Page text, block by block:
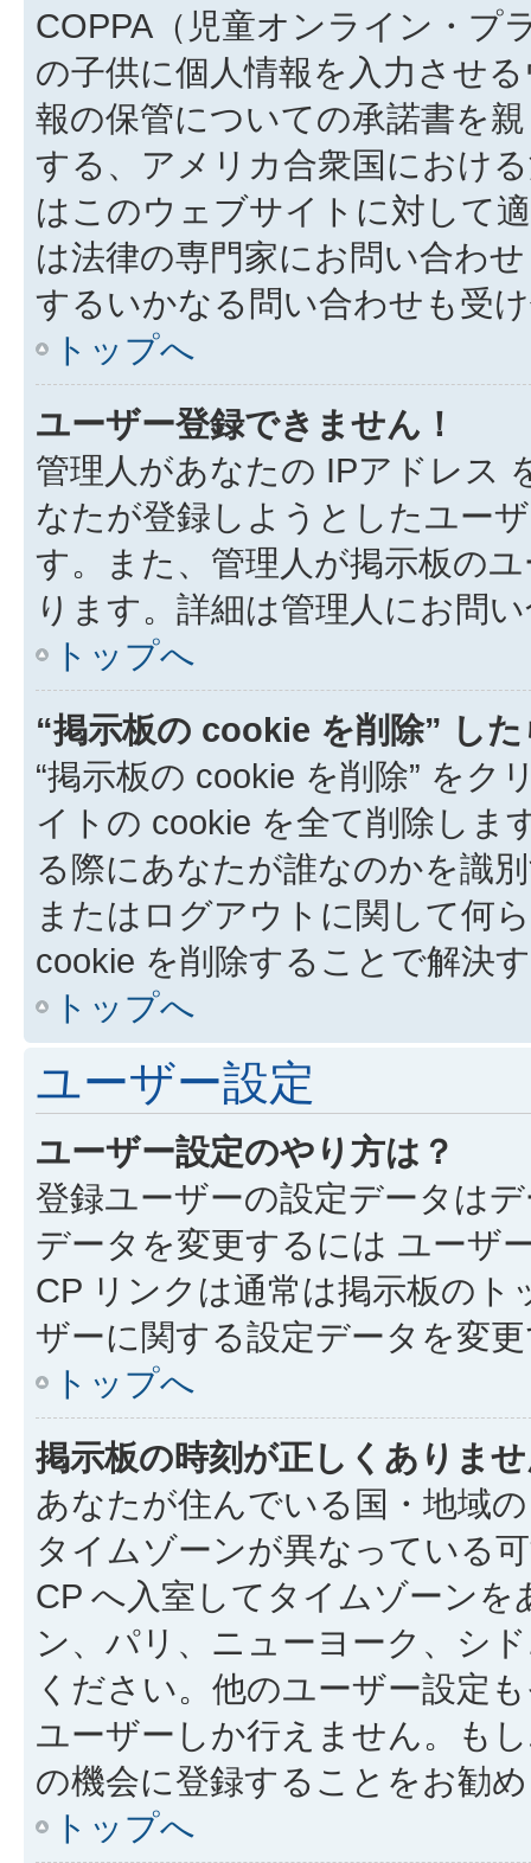
COPPA（児童オンライン・プ
の子供に個人情報を入力させ
報の保管についての承諾書を
する、アメリカ合衆国におけ
はこのウェブサイトに対して
は法律の専門家にお問い合わ
するいかなる問い合わせも受
トップへ
ユーザー登録できません！
管理人があなたの IPアドレス
なたが登録しようとしたユー
す。また、管理人が掲示板の
ります。詳細は管理人にお問
トップへ
“掲示板の cookie を削除” し
“掲示板の cookie を削除” をク
イトの cookie を全て削除しま
る際にあなたが誰なのかを識
またはログアウトに関して何
cookie を削除することで解決
トップへ
ユーザー設定
ユーザー設定のやり方は？
登録ユーザーの設定データは
データを変更するには ユーザ
CP リンクは通常は掲示板の
ザーに関する設定データを変
トップへ
掲示板の時刻が正しくありま
あなたが住んでいる国・地域
タイムゾーンが異なっている
CP へ入室してタイムゾーン
ン、パリ、ニューヨーク、シ
ください。他のユーザー設定
ユーザーしか行えません。も
の機会に登録することをお勧
トップへ